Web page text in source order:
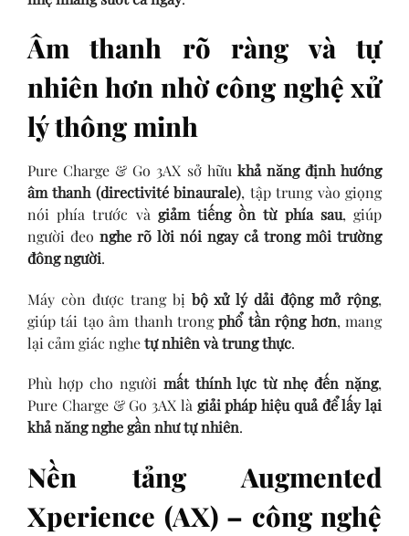
Âm thanh rõ ràng và tự
nhiên hơn nhờ công nghệ xử
lý thông minh
Pure Charge & Go 3AX sở hữu khả năng định hướng
âm thanh (directivité binaurale), tập trung vào giọng
nói phía trước và giảm tiếng ồn từ phía sau, giúp
người đeo nghe rõ lời nói ngay cả trong môi trường
đông người.
Máy còn được trang bị bộ xử lý dải động mở rộng,
giúp tái tạo âm thanh trongphổ tần rộng hơn, mang
lại cảm giác nghetự nhiên và trung thực.
Phù hợp cho người mất thính lực từ nhẹ đến nặng,
Pure Charge & Go 3AX là giải pháp hiệu quả để lấy lại
khả năng nghe gần như tự nhiên.
Nền tảng Augmented
Xperience (AX) – công nghệ